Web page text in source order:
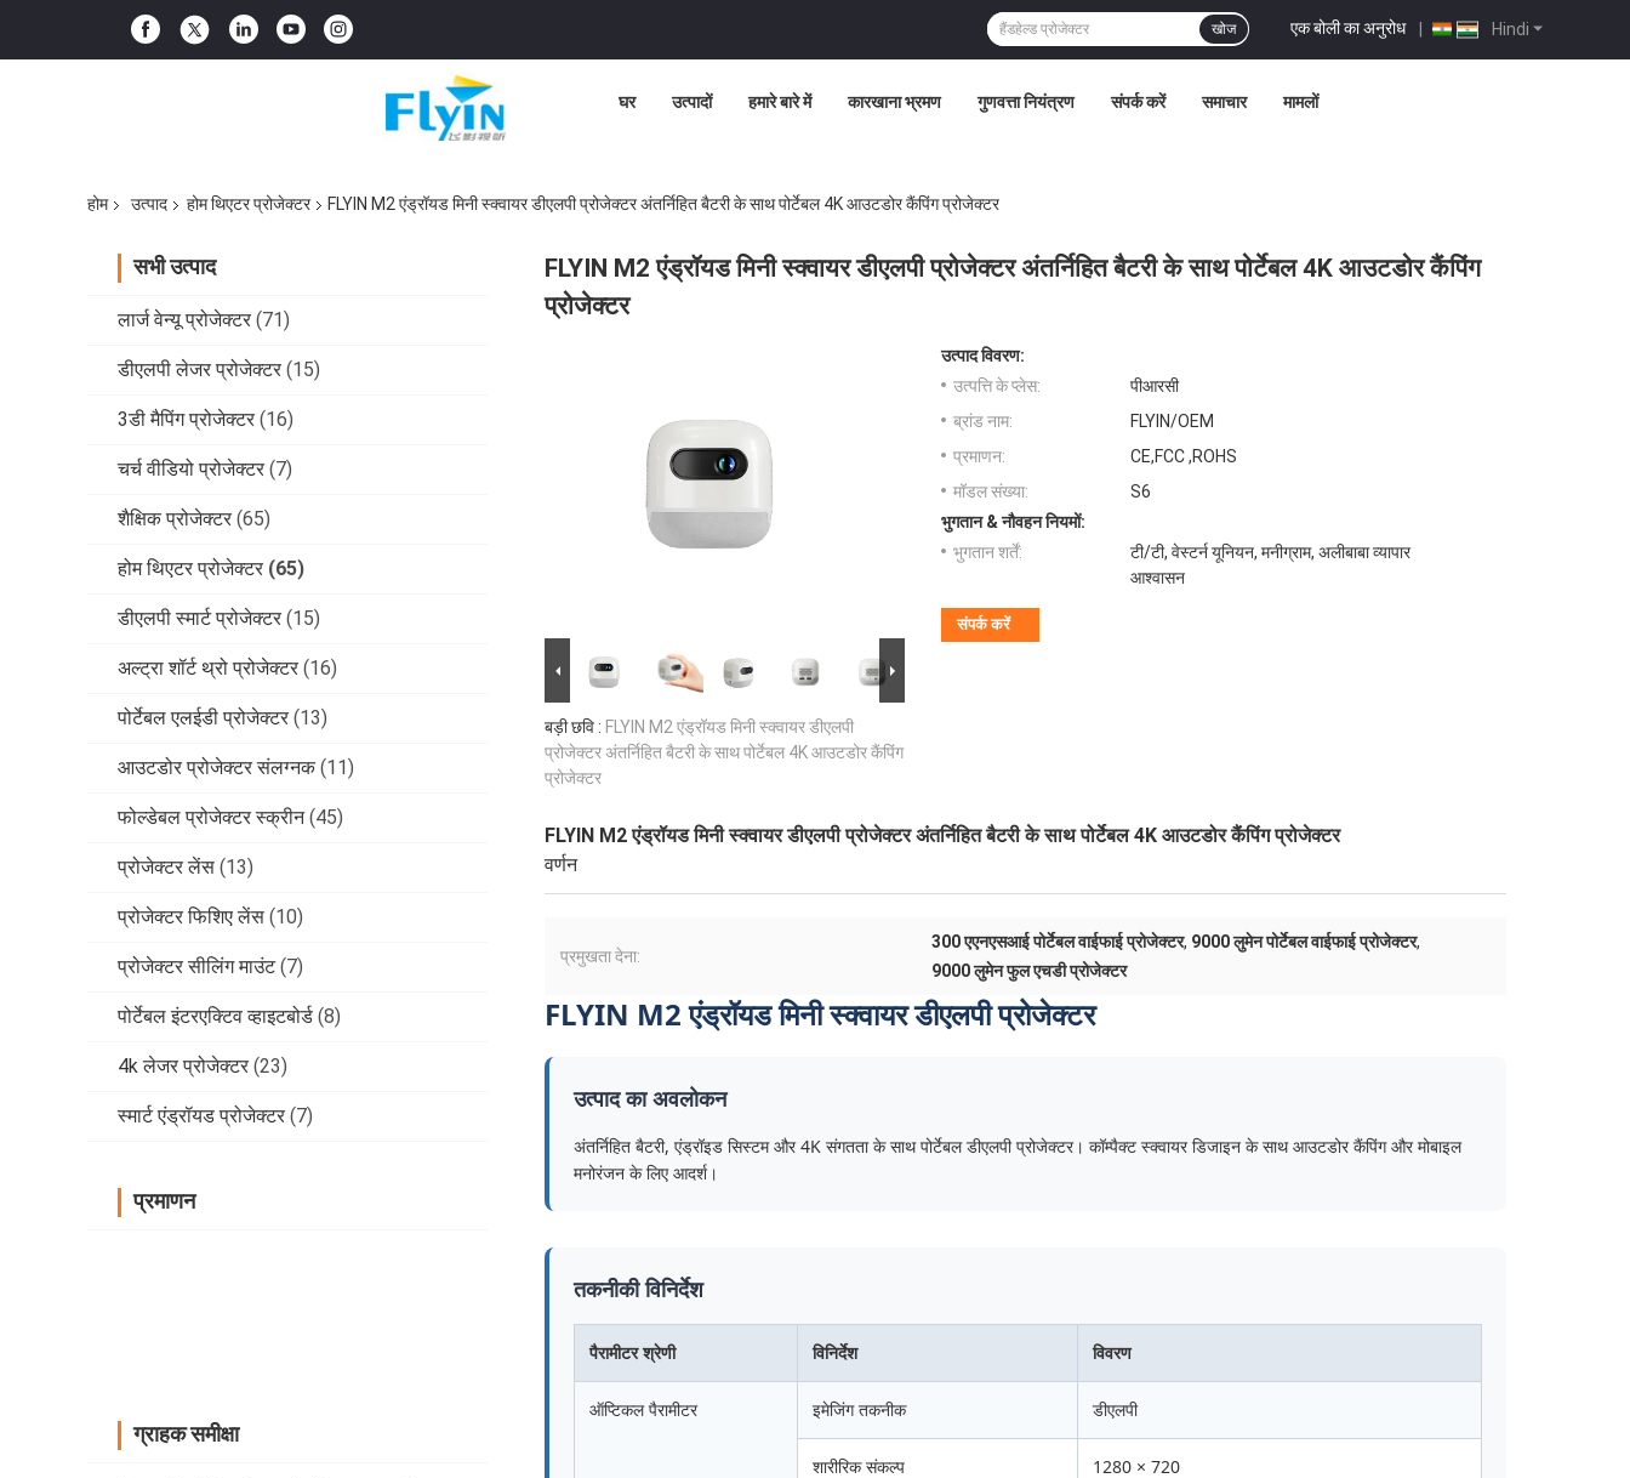
Hindi
एक बोली का अनुरोध |
खोज
घर उत्पादों हमारे बारे में कारखाना भ्रमण गुणवत्ता नियंत्रण संपर्क करें समाचार मामलों
होम उत्पाद होम थिएटर प्रोजेक्टर FLYIN M2 एंड्रॉयड मिनी स्क्वायर डीएलपी प्रोजेक्टर अंतर्निहित बैटरी के साथ पोर्टेबल 4K आउटडोर कैंपिंग प्रोजेक्टर
सभी उत्पाद
लार्ज वेन्यू प्रोजेक्टर (71)
डीएलपी लेजर प्रोजेक्टर (15)
3डी मैपिंग प्रोजेक्टर (16)
चर्च वीडियो प्रोजेक्टर (7)
शैक्षिक प्रोजेक्टर (65)
होम थिएटर प्रोजेक्टर (65)
डीएलपी स्मार्ट प्रोजेक्टर (15)
अल्ट्रा शॉर्ट थ्रो प्रोजेक्टर (16)
पोर्टेबल एलईडी प्रोजेक्टर (13)
आउटडोर प्रोजेक्टर संलग्नक (11)
फोल्डेबल प्रोजेक्टर स्क्रीन (45)
प्रोजेक्टर लेंस (13)
प्रोजेक्टर फिशिए लेंस (10)
प्रोजेक्टर सीलिंग माउंट (7)
पोर्टेबल इंटरएक्टिव व्हाइटबोर्ड (8)
4k लेजर प्रोजेक्टर (23)
स्मार्ट एंड्रॉयड प्रोजेक्टर (7)
प्रमाणन
ग्राहक समीक्षा
FLYIN M2 एंड्रॉयड मिनी स्क्वायर डीएलपी प्रोजेक्टर अंतर्निहित बैटरी के साथ पोर्टेबल 4K आउटडोर कैंपिंग
प्रोजेक्टर
बड़ी छवि : FLYIN M2 एंड्रॉयड मिनी स्क्वायर डीएलपी
प्रोजेक्टर अंतर्निहित बैटरी के साथ पोर्टेबल 4K आउटडोर कैंपिंग
प्रोजेक्टर
उत्पाद विवरण:
उत्पत्ति के प्लेस:
पीआरसी
ब्रांड नाम:
FLYIN/OEM
प्रमाणन:
CE,FCC ,ROHS
मॉडल संख्या:
S6
भुगतान & नौवहन नियमों:
भुगतान शर्तें:
टी/टी, वेस्टर्न यूनियन, मनीग्राम, अलीबाबा व्यापार
आश्वासन
संपर्क करें
FLYIN M2 एंड्रॉयड मिनी स्क्वायर डीएलपी प्रोजेक्टर अंतर्निहित बैटरी के साथ पोर्टेबल 4K आउटडोर कैंपिंग प्रोजेक्टर
वर्णन
प्रमुखता देना:
300 एएनएसआई पोर्टेबल वाईफाई प्रोजेक्टर, 9000 लुमेन पोर्टेबल वाईफाई प्रोजेक्टर,
9000 लुमेन फुल एचडी प्रोजेक्टर
FLYIN M2 एंड्रॉयड मिनी स्क्वायर डीएलपी प्रोजेक्टर
उत्पाद का अवलोकन
अंतर्निहित बैटरी, एंड्रॉइड सिस्टम और 4K संगतता के साथ पोर्टेबल डीएलपी प्रोजेक्टर। कॉम्पैक्ट स्क्वायर डिजाइन के साथ आउटडोर कैंपिंग और मोबाइल
मनोरंजन के लिए आदर्श।
तकनीकी विनिर्देश
पैरामीटर श्रेणी विनिर्देश विवरण
ऑप्टिकल पैरामीटर इमेजिंग तकनीक डीएलपी
शारीरिक संकल्प 1280 × 720